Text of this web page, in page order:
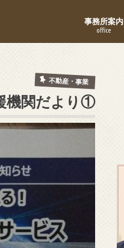
事務所案内
office
不動産・事業
機関だより①